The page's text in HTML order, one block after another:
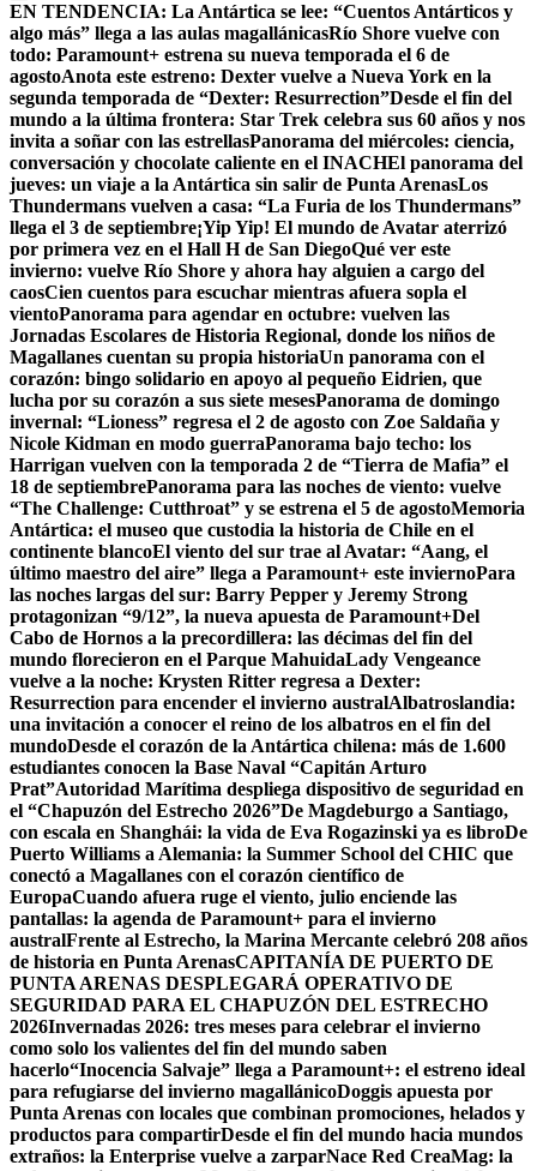
EN TENDENCIA: La Antártica se lee: “Cuentos Antárticos y
algo más” llega a las aulas magallánicasRío Shore vuelve con
todo: Paramount+ estrena su nueva temporada el 6 de
agostoAnota este estreno: Dexter vuelve a Nueva York en la
segunda temporada de “Dexter: Resurrection”Desde el fin del
mundo a la última frontera: Star Trek celebra sus 60 años y nos
invita a soñar con las estrellasPanorama del miércoles: ciencia,
conversación y chocolate caliente en el INACHEl panorama del
jueves: un viaje a la Antártica sin salir de Punta ArenasLos
Thundermans vuelven a casa: “La Furia de los Thundermans”
llega el 3 de septiembre¡Yip Yip! El mundo de Avatar aterrizó
por primera vez en el Hall H de San DiegoQué ver este
invierno: vuelve Río Shore y ahora hay alguien a cargo del
caosCien cuentos para escuchar mientras afuera sopla el
vientoPanorama para agendar en octubre: vuelven las
Jornadas Escolares de Historia Regional, donde los niños de
Magallanes cuentan su propia historiaUn panorama con el
corazón: bingo solidario en apoyo al pequeño Eidrien, que
lucha por su corazón a sus siete mesesPanorama de domingo
invernal: “Lioness” regresa el 2 de agosto con Zoe Saldaña y
Nicole Kidman en modo guerraPanorama bajo techo: los
Harrigan vuelven con la temporada 2 de “Tierra de Mafia” el
18 de septiembrePanorama para las noches de viento: vuelve
“The Challenge: Cutthroat” y se estrena el 5 de agostoMemoria
Antártica: el museo que custodia la historia de Chile en el
continente blancoEl viento del sur trae al Avatar: “Aang, el
último maestro del aire” llega a Paramount+ este inviernoPara
las noches largas del sur: Barry Pepper y Jeremy Strong
protagonizan “9/12”, la nueva apuesta de Paramount+Del
Cabo de Hornos a la precordillera: las décimas del fin del
mundo florecieron en el Parque MahuidaLady Vengeance
vuelve a la noche: Krysten Ritter regresa a Dexter:
Resurrection para encender el invierno australAlbatroslandia:
una invitación a conocer el reino de los albatros en el fin del
mundoDesde el corazón de la Antártica chilena: más de 1.600
estudiantes conocen la Base Naval “Capitán Arturo
Prat”Autoridad Marítima despliega dispositivo de seguridad en
el “Chapuzón del Estrecho 2026”De Magdeburgo a Santiago,
con escala en Shanghái: la vida de Eva Rogazinski ya es libroDe
Puerto Williams a Alemania: la Summer School del CHIC que
conectó a Magallanes con el corazón científico de
EuropaCuando afuera ruge el viento, julio enciende las
pantallas: la agenda de Paramount+ para el invierno
australFrente al Estrecho, la Marina Mercante celebró 208 años
de historia en Punta ArenasCAPITANÍA DE PUERTO DE
PUNTA ARENAS DESPLEGARÁ OPERATIVO DE
SEGURIDAD PARA EL CHAPUZÓN DEL ESTRECHO
2026Invernadas 2026: tres meses para celebrar el invierno
como solo los valientes del fin del mundo saben
hacerlo“Inocencia Salvaje” llega a Paramount+: el estreno ideal
para refugiarse del invierno magallánicoDoggis apuesta por
Punta Arenas con locales que combinan promociones, helados y
productos para compartirDesde el fin del mundo hacia mundos
extraños: la Enterprise vuelve a zarparNace Red CreaMag: la